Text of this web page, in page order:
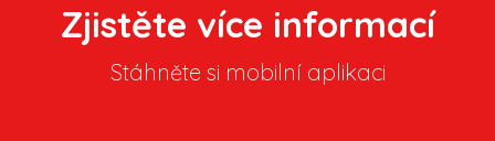
Zjistěte více informací
Stáhněte si mobilní aplikaci